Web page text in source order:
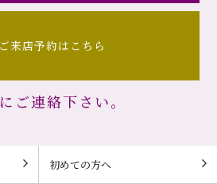
ご来店予約はこちら
ご連絡下さい。
初めての方へ